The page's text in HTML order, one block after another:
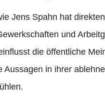
Jens Spahn hat
und
die öffentliche
in ihrer